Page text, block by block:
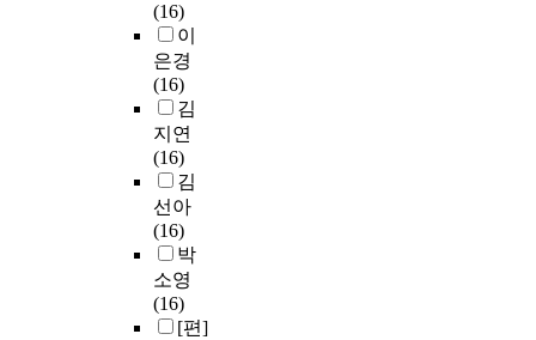
(16)
이
은경
(16)
김
지연
(16)
김
선아
(16)
박
소영
(16)
[편]